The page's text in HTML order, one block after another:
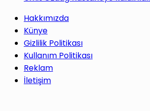
Hakkımızda
Künye
Gizlilik Politikası
Kullanım Politikası
Reklam
İletişim